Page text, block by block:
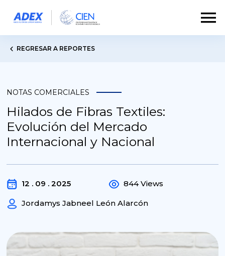
REGRESAR A REPORTES
NOTAS COMERCIALES
Hilados de Fibras Textiles:
Evolución del Mercado
Internacional y Nacional
12 . 09 . 2025
Jordamys Jabneel León Alarcón
844 Views